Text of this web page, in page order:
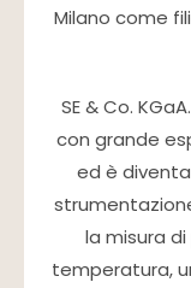
Milano come
SE & Co.
con grande
ed è
la misura
temperatura,